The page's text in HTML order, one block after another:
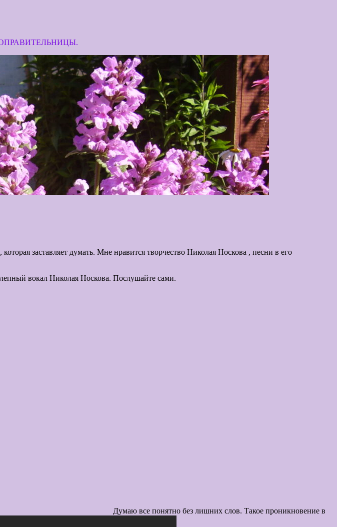
заставляет думать. Мне нравится творчество Николая Носкова , песни в его
вокал Николая Носкова. Послушайте сами.
Такое проникновение в